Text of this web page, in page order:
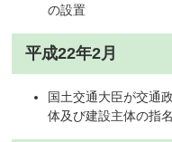
の設置
平成22年2月
国土交通大臣が交通
体及び建設主体の指